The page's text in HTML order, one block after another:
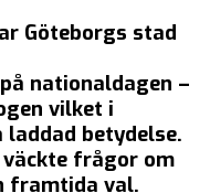
Göteborgs stad
nationaldagen –
vilket i
betydelse.
frågor om
framtida val.